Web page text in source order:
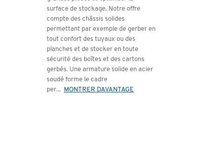
surface de stockage. Notre offre
compte des châssis solides
permettant par exemple de gerber en
tout confort des tuyaux ou des
planches et de stocker en toute
sécurité des boîtes et des cartons
gerbés. Une armature solide en acier
soudé forme le cadre
per... MONTRER DAVANTAGE